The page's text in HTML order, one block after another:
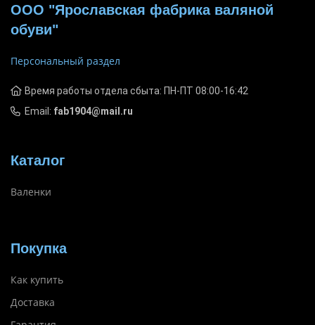
ООО "Ярославская фабрика валяной
обуви"
Персональный раздел
Время работы отдела сбыта: ПН-ПТ 08:00-16:42
Email: fab1904@mail.ru
Каталог
Валенки
Покупка
Как купить
Доставка